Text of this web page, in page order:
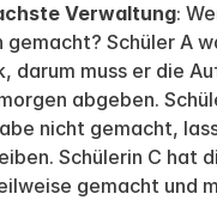
Verwaltung:
gemacht? Schüler A
darum muss er die
abgeben.
nicht gemacht,
Schülerin C hat
gemacht und